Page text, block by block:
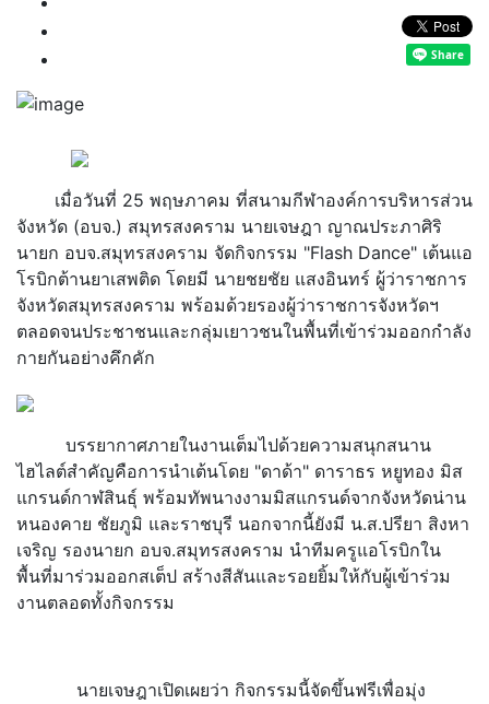
เมื่อวันที่ 25 พฤษภาคม ที่สนามกีฬาองค์การบริหารส่วน
จังหวัด (อบจ.) สมุทรสงคราม นายเจษฎา ญาณประภาศิริ
นายก อบจ.สมุทรสงคราม จัดกิจกรรม "Flash Dance" เต้นแอ
โรบิกต้านยาเสพติด โดยมี นายชยชัย แสงอินทร์ ผู้ว่าราชการ
จังหวัดสมุทรสงคราม พร้อมด้วยรองผู้ว่าราชการจังหวัดฯ
ตลอดจนประชาชนและกลุ่มเยาวชนในพื้นที่เข้าร่วมออกกำลัง
กายกันอย่างคึกคัก
บรรยากาศภายในงานเต็มไปด้วยความสนุกสนาน
ไฮไลต์สำคัญคือการนำเต้นโดย "ดาด้า" ดาราธร หยูทอง มิส
แกรนด์กาฬสินธุ์ พร้อมทัพนางงามมิสแกรนด์จากจังหวัดน่าน
หนองคาย ชัยภูมิ และราชบุรี นอกจากนี้ยังมี น.ส.ปรียา สิงหา
เจริญ รองนายก อบจ.สมุทรสงคราม นำทีมครูแอโรบิกใน
พื้นที่มาร่วมออกสเต็ป สร้างสีสันและรอยยิ้มให้กับผู้เข้าร่วม
งานตลอดทั้งกิจกรรม
นายเจษฎาเปิดเผยว่า กิจกรรมนี้จัดขึ้นฟรีเพื่อมุ่ง